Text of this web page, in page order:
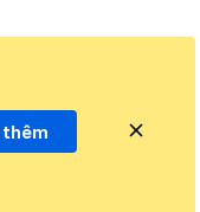
thêm